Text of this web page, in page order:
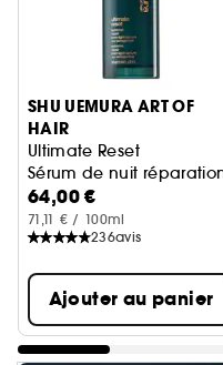
Ignorer le carrousel
SHU UEMURA ART OF
HAIR
Ultimate Reset
Sérum de nuit
64,00 €
71,11 € / 100ml
236avis
Ajouter au panier